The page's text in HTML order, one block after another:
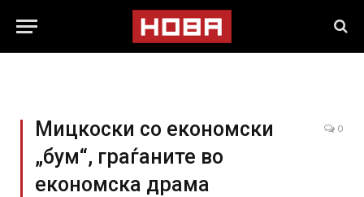
Мицкоски со економски
„бум“, граѓаните во
економска драма
0